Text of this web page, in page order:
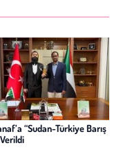
“Sudan-Türkiye Barış